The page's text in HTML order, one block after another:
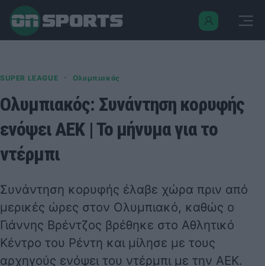
SUPER LEAGUE · Ολυμπιακός
Ολυμπιακός: Συνάντηση κορυφής
ενόψει ΑΕΚ | Το μήνυμα για το
ντέρμπι
Συνάντηση κορυφής έλαβε χώρα πριν από
μερικές ώρες στον Ολυμπιακό, καθώς ο
Γιάννης Βρέντζος βρέθηκε στο Αθλητικό
Κέντρο του Ρέντη και μίλησε με τους
αρχηγούς ενόψει του ντέρμπι με την ΑΕΚ.